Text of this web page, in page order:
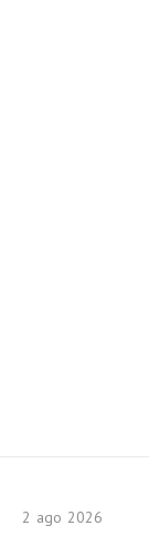
2 ago 2026